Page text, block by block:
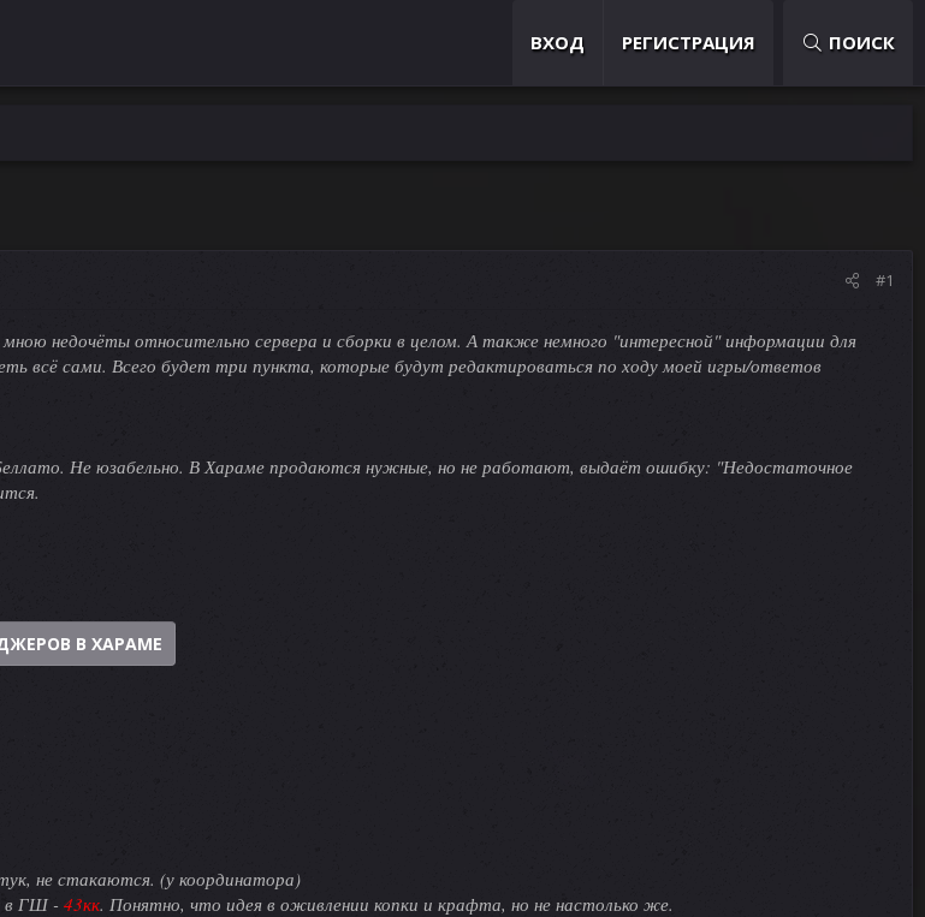
ВХОД РЕГИСТРАЦИЯ ПОИСК
#1
недочёты относительно сервера и сборки в целом. А также немного "интересной" информации для
всё сами. Всего будет три пункта, которые будут редактироваться по ходу моей игры/ответов
Не юзабельно. В Хараме продаются нужные, но не работают, выдаёт ошибку: "Недостаточное
В ХАРАМЕ
не стакаются. (у координатора)
в ГШ - 43кк. Понятно, что идея в оживлении копки и крафта, но не настолько же.